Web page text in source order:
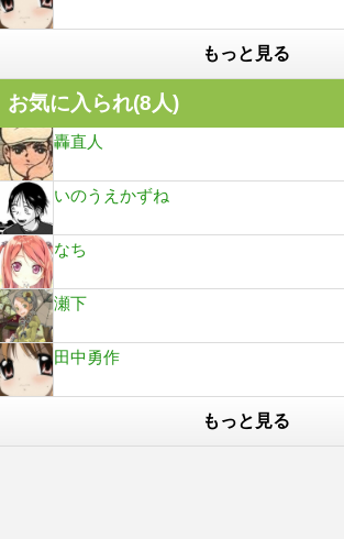
もっと見る
お気に入られ(8人)
轟直人
いのうえかずね
なち
瀬下
田中勇作
もっと見る